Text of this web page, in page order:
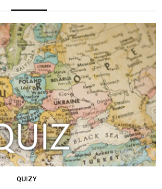
QUIZY